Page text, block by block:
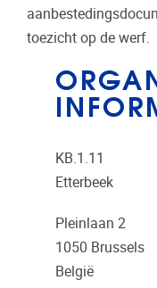
toezicht op de werf.
KB.1.11
Etterbeek
Pleinlaan 2
1050 Brussels
België